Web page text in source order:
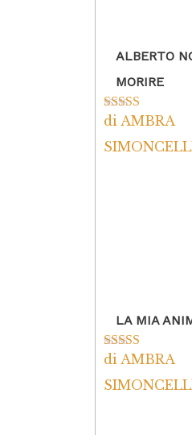
ALBERTO
MORIRE
Valutato5su
di AMBRA
LA MIA
Valutato5su
di AMBRA